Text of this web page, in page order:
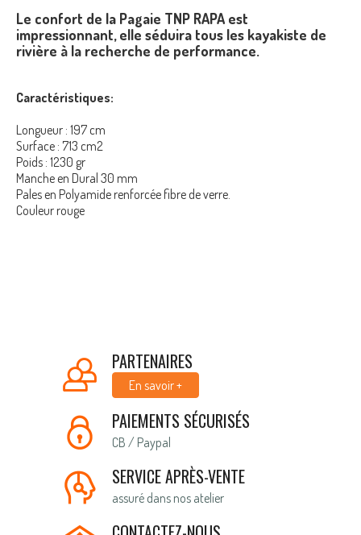
Le confort de la Pagaie TNP RAPA est
impressionnant, elle séduira tous les kayakiste de
rivière à la recherche de performance.
Caractéristiques:
Longueur : 197 cm
Surface : 713 cm2
Poids : 1230 gr
Manche en Dural 30 mm
Pales en Polyamide renforcée fibre de verre.
Couleur rouge
PARTENAIRES
En savoir +
PAIEMENTS SÉCURISÉS
CB / Paypal
SERVICE APRÈS-VENTE
assuré dans nos atelier